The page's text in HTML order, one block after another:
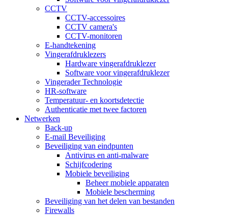
CCTV
CCTV-accessoires
CCTV camera's
CCTV-monitoren
E-handtekening
Vingerafdruklezers
Hardware vingerafdruklezer
Software voor vingerafdruklezer
Vingerader Technologie
HR-software
Temperatuur- en koortsdetectie
Authenticatie met twee factoren
Netwerken
Back-up
E-mail Beveiliging
Beveiliging van eindpunten
Antivirus en anti-malware
Schijfcodering
Mobiele beveiliging
Beheer mobiele apparaten
Mobiele bescherming
Beveiliging van het delen van bestanden
Firewalls